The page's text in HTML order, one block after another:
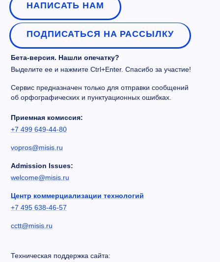
НАПИСАТЬ НАМ
ПОДПИСАТЬСЯ НА РАССЫЛКУ
Бета-версия. Нашли опечатку?
Выделите ее и нажмите Ctrl+Enter. Спасибо за участие!
Сервис предназначен только для отправки сообщений
об орфографических и пунктуационных ошибках.
Приемная комиссия:
+7 499 649-44-80
vopros@misis.ru
Admission Issues:
welcome@misis.ru
Центр коммерциализации технологий
+7 495 638-46-57
cctt@misis.ru
Техническая поддержка сайта: